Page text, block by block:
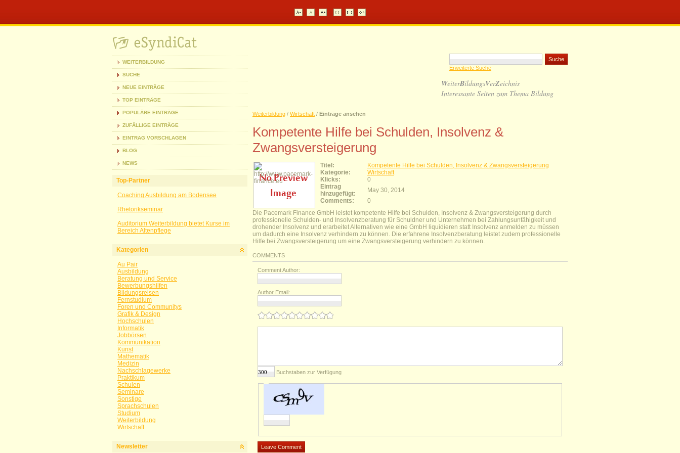
WEITERBILDUNG
SUCHE
NEUE EINTRÄGE
TOP EINTRÄGE
POPULÄRE EINTRÄGE
ZUFÄLLIGE EINTRÄGE
EINTRAG VORSCHLAGEN
BLOG
NEWS
Top-Partner
Coaching Ausbildung am Bodensee
Rhetorikseminar
Auditorium Weiterbildung bietet Kurse im
Bereich Altenpflege
Kategorien
Au Pair
Ausbildung
Beratung und Service
Bewerbungshilfen
Bildungsreisen
Fernstudium
Foren und Communitys
Grafik & Design
Hochschulen
Informatik
Jobbörsen
Kommunikation
Kunst
Mathematik
Medizin
Nachschlagewerke
Praktikum
Schulen
Seminare
Sonstige
Sprachschulen
Studium
Weiterbildung
Wirtschaft
Newsletter
Erweiterte Suche
WeiterBildungsVerZeichnis
Interessante Seiten zum Thema Bildung
Weiterbildung / Wirtschaft / Einträge ansehen
Kompetente Hilfe bei Schulden, Insolvenz &
Zwangsversteigerung
Titel:
Kompetente Hilfe bei Schulden, Insolvenz & Zwangsversteigerung
Kategorie:
Wirtschaft
Klicks:
0
Eintrag
hinzugefügt:
May 30, 2014
Comments:
0
Die Pacemark Finance GmbH leistet kompetente Hilfe bei Schulden, Insolvenz & Zwangsversteigerung durch
professionelle Schulden- und Insolvenzberatung für Schuldner und Unternehmen bei Zahlungsunfähigkeit und
drohender Insolvenz und erarbeitet Alternativen wie eine GmbH liquidieren statt Insolvenz anmelden zu müssen
um dadurch eine Insolvenz verhindern zu können. Die erfahrene Insolvenzberatung leistet zudem professionelle
Hilfe bei Zwangsversteigerung um eine Zwangsversteigerung verhindern zu können.
COMMENTS
Comment Author:
Author Email:
Buchstaben zur Verfügung